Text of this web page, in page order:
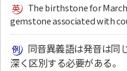
The birthstone for
gemstone associated with
同音異義語は発音は同
深く区別する必要がある。